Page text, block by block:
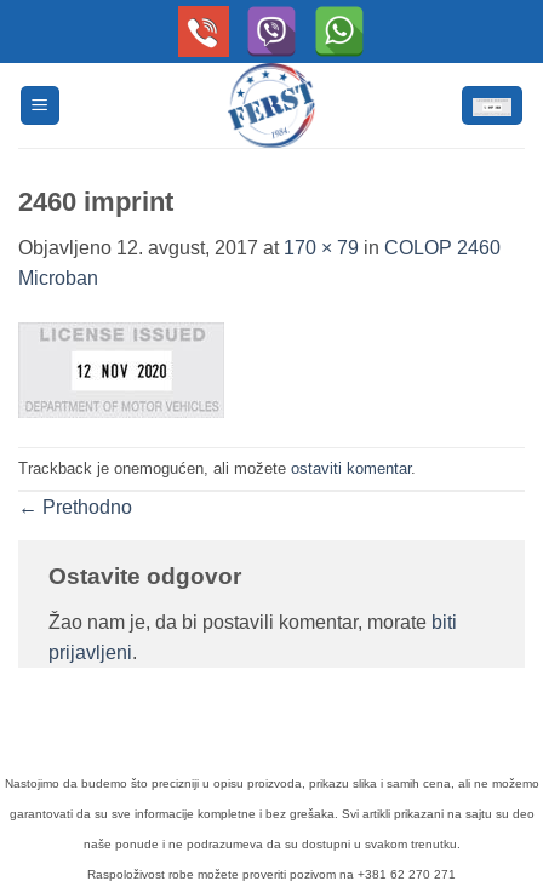
2460 imprint
Objavljeno 12. avgust, 2017 at 170 × 79 in COLOP 2460
Microban
Trackback je onemogućen, ali možete ostaviti komentar.
← Prethodno
Ostavite odgovor
Žao nam je, da bi postavili komentar, morate biti
prijavljeni.
Nastojimo da budemo što precizniji u opisu proizvoda, prikazu slika i samih cena, ali ne možemo
garantovati da su sve informacije kompletne i bez grešaka. Svi artikli prikazani na sajtu su deo
naše ponude i ne podrazumeva da su dostupni u svakom trenutku.
Raspoloživost robe možete proveriti pozivom na +381 62 270 271